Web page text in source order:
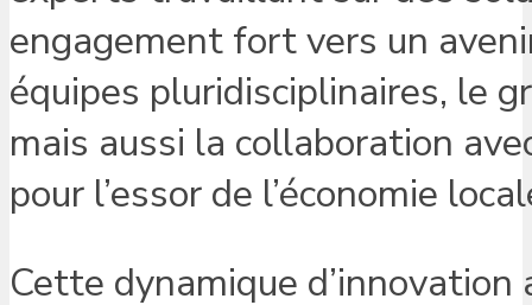
engagement fort vers un
équipes pluridisciplinaires, le
mais aussi la collaboration
pour l’essor de l’économie
Cette dynamique